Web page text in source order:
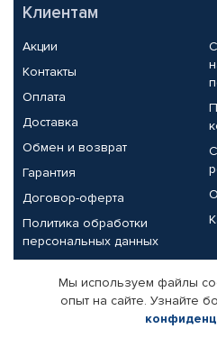
Клиентам
Акции
Контакты
Оплата
Доставка
Обмен и возврат
Гарантия
Договор-оферта
Политика обработки
персональных данных
Партнерам
Корпоративным клиентам
Мы используем файлы
опыт на сайте. Узнайте